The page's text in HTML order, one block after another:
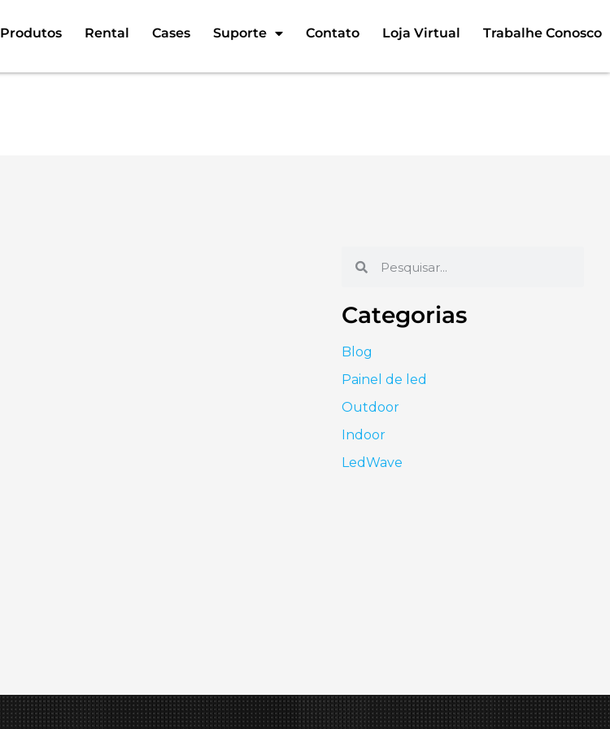
Produtos Rental Cases Suporte Contato Loja Virtual Trabalhe Conosco
Categorias
Blog
Painel de led
Outdoor
Indoor
LedWave